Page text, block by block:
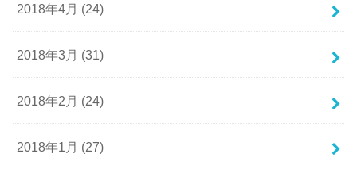
2018年4月 (24)
2018年3月 (31)
2018年2月 (24)
2018年1月 (27)